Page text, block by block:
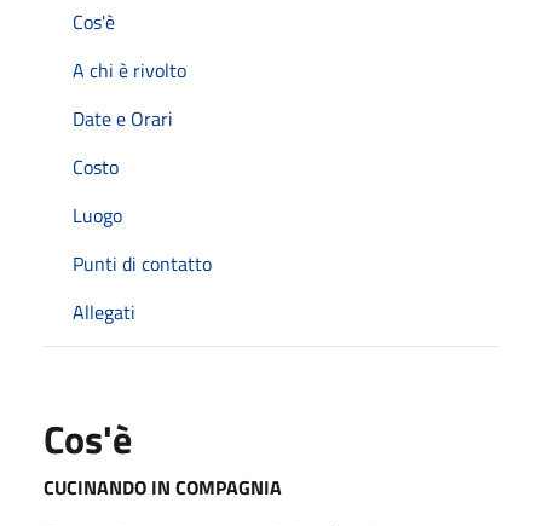
Cos'è
A chi è rivolto
Date e Orari
Costo
Luogo
Punti di contatto
Allegati
Cos'è
CUCINANDO IN COMPAGNIA